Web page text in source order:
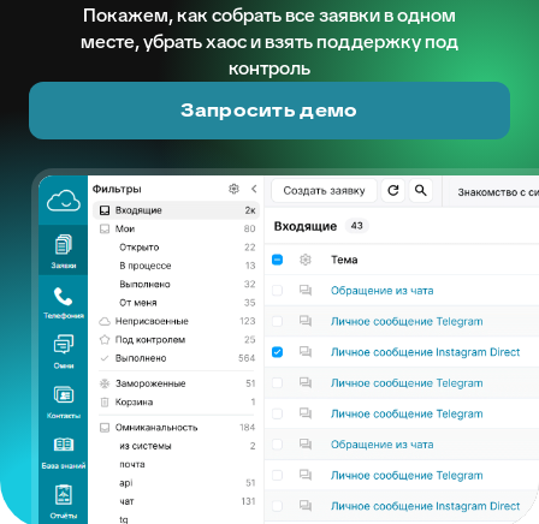
Покажем, как собрать все заявки в одном
месте, убрать хаос и взять поддержку под
контроль
Запросить демо